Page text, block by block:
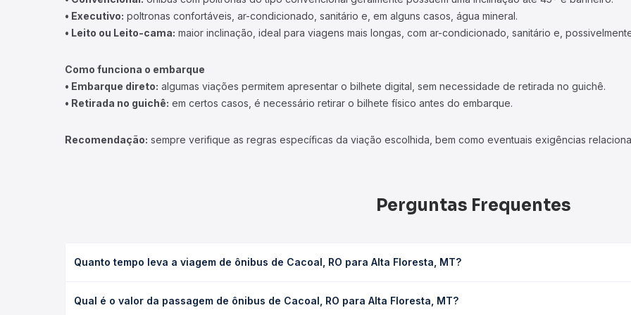
• Executivo: poltronas confortáveis, ar-condicionado, sanitário e, em alguns casos, água mineral.
• Leito ou Leito-cama: maior inclinação, ideal para viagens mais longas, com ar-condicionado, sanitário e,
Como funciona o embarque
• Embarque direto: algumas viações permitem apresentar o bilhete digital, sem necessidade de retirada no guichê.
• Retirada no guichê: em certos casos, é necessário retirar o bilhete físico antes do embarque.
Recomendação: sempre verifique as regras específicas da viação escolhida, bem como eventuais exigências
Perguntas Frequentes
Quanto tempo leva a viagem de ônibus de Cacoal, RO para Alta Floresta, MT?
leito) e as condições de tráfego. Na Quero Passagem você consulta os horários disponíveis e vê a duração exata de
Qual é o valor da passagem de ônibus de Cacoal, RO para Alta Floresta, MT?